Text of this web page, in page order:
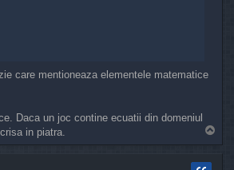
care mentioneaza elementele matematice
Daca un joc contine ecuatii din domeniul
in piatra.
o